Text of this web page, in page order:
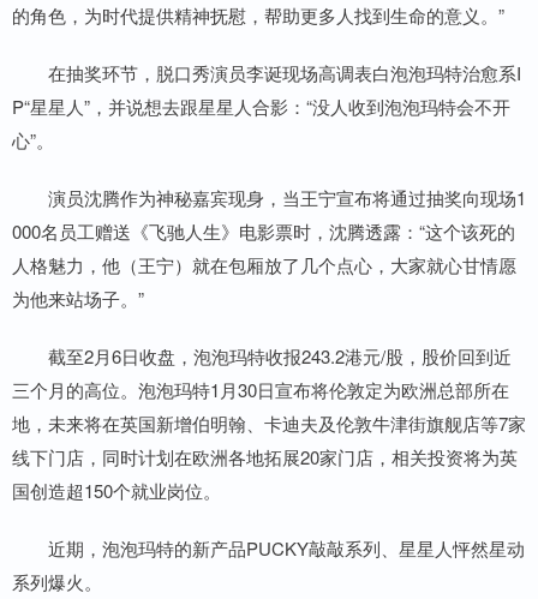
的角色，为时代提供精神抚慰，帮助更多人找到生命的意义。”
在抽奖环节，脱口秀演员李诞现场高调表白泡泡玛特治愈系I
P“星星人”，并说想去跟星星人合影：“没人收到泡泡玛特会不开
心”。
演员沈腾作为神秘嘉宾现身，当王宁宣布将通过抽奖向现场1
000名员工赠送《飞驰人生》电影票时，沈腾透露：“这个该死的
人格魅力，他（王宁）就在包厢放了几个点心，大家就心甘情愿
为他来站场子。”
截至2月6日收盘，泡泡玛特收报243.2港元/股，股价回到近
三个月的高位。泡泡玛特1月30日宣布将伦敦定为欧洲总部所在
地，未来将在英国新增伯明翰、卡迪夫及伦敦牛津街旗舰店等7家
线下门店，同时计划在欧洲各地拓展20家门店，相关投资将为英
国创造超150个就业岗位。
近期，泡泡玛特的新产品PUCKY敲敲系列、星星人怦然星动
系列爆火。